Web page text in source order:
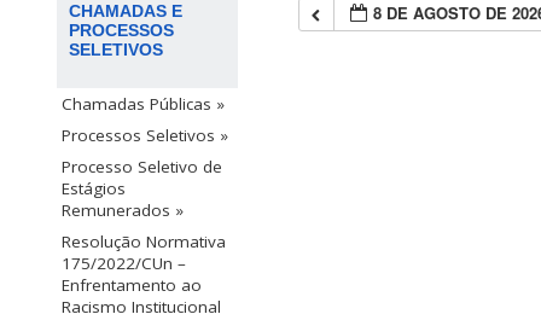
CHAMADAS E
PROCESSOS
SELETIVOS
Chamadas Públicas »
Processos Seletivos »
Processo Seletivo de
Estágios
Remunerados »
Resolução Normativa
175/2022/CUn –
Enfrentamento ao
Racismo Institucional
8 DE AGOSTO DE